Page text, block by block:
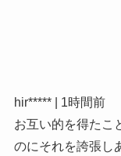
hir***** | 1時間前
お互い的を得たこ
のにそれを誇張し